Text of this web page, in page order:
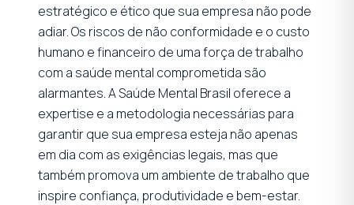
estratégico e ético que sua empresa não pode
adiar. Os riscos de não conformidade e o custo
humano e financeiro de uma força de trabalho
com a saúde mental comprometida são
alarmantes. A Saúde Mental Brasil oferece a
expertise e a metodologia necessárias para
garantir que sua empresa esteja não apenas
em dia com as exigências legais, mas que
também promova um ambiente de trabalho que
inspire confiança, produtividade e bem-estar.